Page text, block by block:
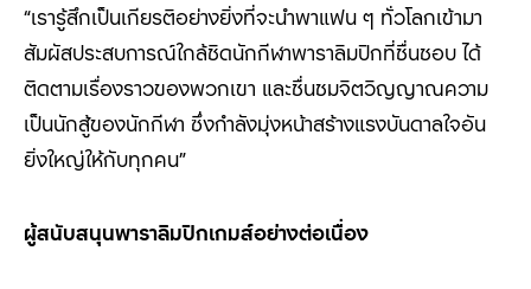
“เรารู้สึกเป็นเกียรติอย่างยิ่งที่จะนำพาแฟน ๆ ทั่วโลกเข้ามา
สัมผัสประสบการณ์ใกล้ชิดนักกีฬาพาราลิมปิกที่ชื่นชอบ ได้
ติดตามเรื่องราวของพวกเขา และชื่นชมจิตวิญญาณความ
เป็นนักสู้ของนักกีฬา ซึ่งกำลังมุ่งหน้าสร้างแรงบันดาลใจอัน
ยิ่งใหญ่ให้กับทุกคน”
ผู้สนับสนุนพาราลิมปิกเกมส์อย่างต่อเนื่อง